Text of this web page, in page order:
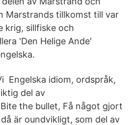
Marstrands tillkomst till var
krig, sillfiske och
'Den Helige Ande'
Engelska idiom, ordspråk,
del av
the bullet, Få något gjort
är oundvikligt, som del av